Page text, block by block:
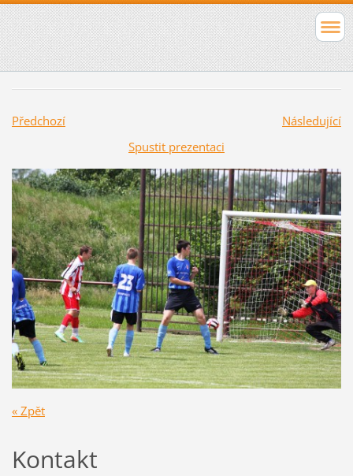
Předchozí
Následující
Spustit prezentaci
« Zpět
Kontakt